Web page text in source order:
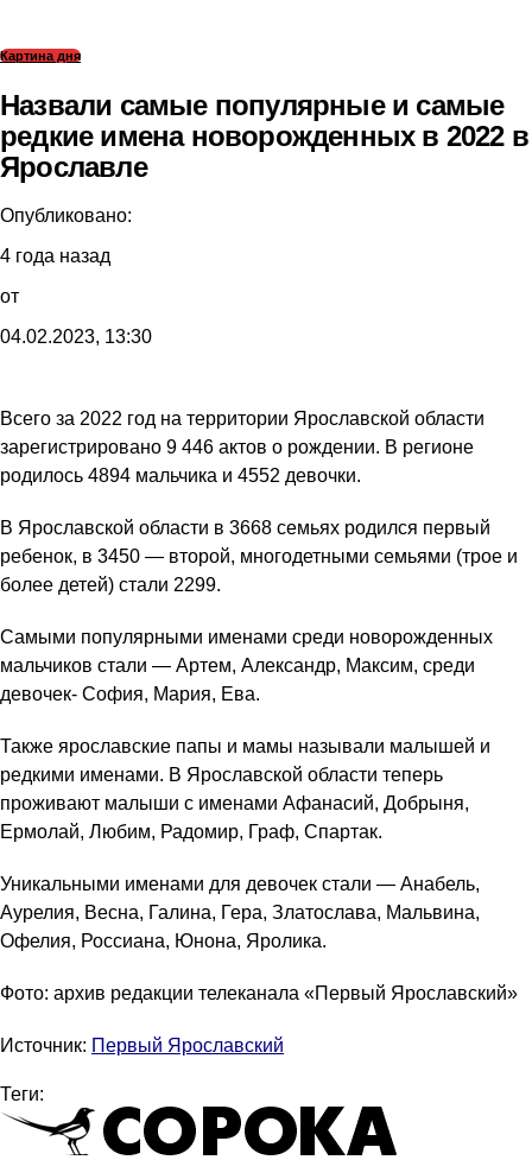
Картина дня
Назвали самые популярные и самые
редкие имена новорожденных в 2022 в
Ярославле
Опубликовано:
4 года назад
от
04.02.2023, 13:30
Всего за 2022 год на территории Ярославской области
зарегистрировано 9 446 актов о рождении. В регионе
родилось 4894 мальчика и 4552 девочки.
В Ярославской области в 3668 семьях родился первый
ребенок, в 3450 — второй, многодетными семьями (трое и
более детей) стали 2299.
Самыми популярными именами среди новорожденных
мальчиков стали — Артем, Александр, Максим, среди
девочек- София, Мария, Ева.
Также ярославские папы и мамы называли малышей и
редкими именами. В Ярославской области теперь
проживают малыши с именами Афанасий, Добрыня,
Ермолай, Любим, Радомир, Граф, Спартак.
Уникальными именами для девочек стали — Анабель,
Аурелия, Весна, Галина, Гера, Златослава, Мальвина,
Офелия, Россиана, Юнона, Яролика.
Фото: архив редакции телеканала «Первый Ярославский»
Источник: Первый Ярославский
Теги: